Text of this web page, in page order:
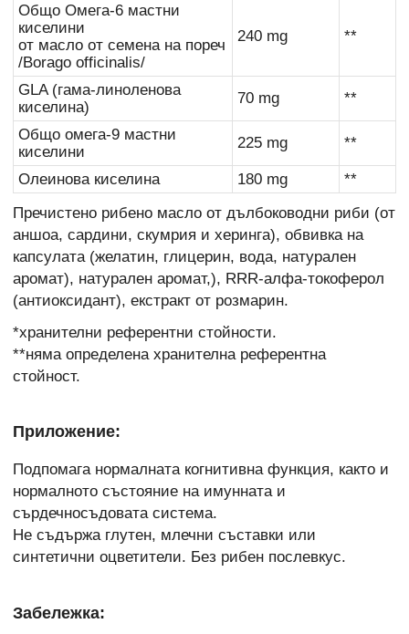
Общо Омега-6 мастни
киселини
от масло от семена на пореч
/Borago officinalis/
240 mg **
GLA (гама-линоленова
киселина)
70 mg **
Общо омега-9 мастни
киселини
225 mg **
Олеинова киселина 180 mg
**
Пречистено рибено масло от дълбоководни риби (от
аншоа, сардини, скумрия и херинга), обвивка на
капсулата (желатин, глицерин, вода, натурален
аромат), натурален аромат,), RRR-алфа-токоферол
(антиоксидант), екстракт от розмарин.
*хранителни референтни стойности.
**няма определена хранителна референтна
стойност.
Приложение:
Подпомага нормалната когнитивна функция, както и
нормалното състояние на имунната и
сърдечносъдовата система.
Не съдържа глутен, млечни съставки или
синтетични оцветители. Без рибен послевкус.
Забележка: